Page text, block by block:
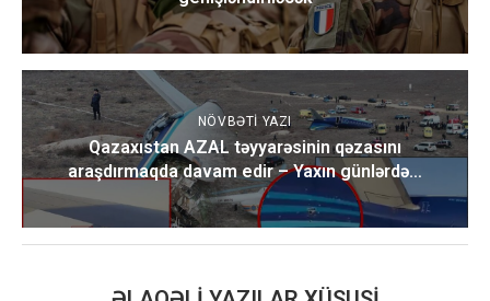
NÖVBƏTI YAZI
Qazaxıstan AZAL təyyarəsinin qəzasını
araşdırmaqda davam edir – Yaxın günlərdə…